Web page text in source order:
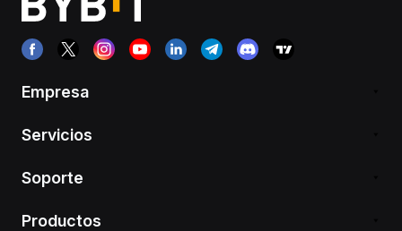
Empresa
Servicios
Soporte
Productos